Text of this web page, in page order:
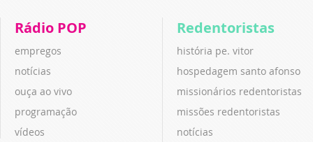
Rádio POP
empregos
notícias
ouça ao vivo
programação
vídeos
Redentoristas
história pe. vitor
hospedagem santo afonso
missionários redentoristas
missões redentoristas
notícias